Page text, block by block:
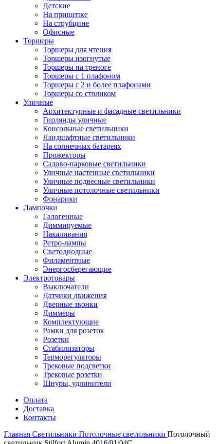
Детские
На прищепке
На струбцине
Офисные
Торшеры
Торшеры для чтения
Торшеры изогнутые
Торшеры на треноге
Торшеры с 1 плафоном
Торшеры с 2 и более плафонами
Торшеры со столиком
Уличные
Архитектурные и фасадные светильники
Гирлянды уличные
Консольные светильники
Ландшафтные светильники
На солнечных батареях
Прожекторы
Садово-парковые светильники
Уличные настенные светильники
Уличные подвесные светильники
Уличные потолочные светильники
Фонарики
Лампочки
Галогенные
Диммируемые
Накаливания
Ретро-лампы
Светодиодные
Филаментные
Энергосберегающие
Электротовары
Выключатели
Датчики движения
Дверные звонки
Диммеры
Комплектующие
Рамки для розеток
Розетки
Стабилизаторы
Терморегуляторы
Трековые подсветки
Трековые розетки
Шнуры, удлинители
Оплата
Доставка
Контакты
Главная Светильники Потолочные светильники Потолочный